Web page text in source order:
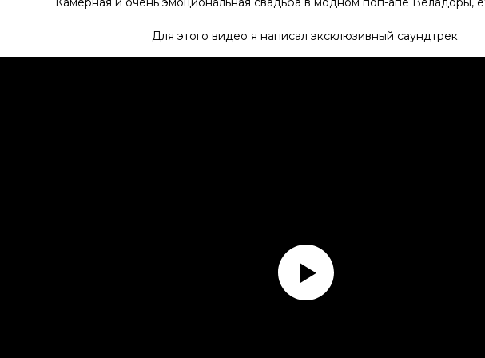
Для этого видео я написал эксклюзивный саундтрек.